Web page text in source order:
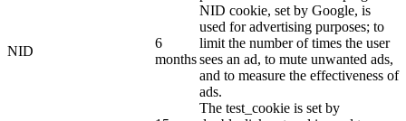
NID
6
months
NID cookie, set by Google, is
used for advertising purposes; to
limit the number of times the user
sees an ad, to mute unwanted ads,
and to measure the effectiveness of
ads.
The test_cookie is set by